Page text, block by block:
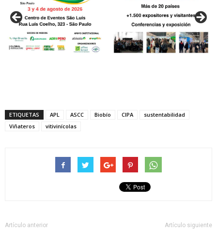
ETIQUETAS APL ASCC Biobío CIPA
sustentabilidad
Viñateros
vitivinícolas
Artículo anterior Artículo siguiente